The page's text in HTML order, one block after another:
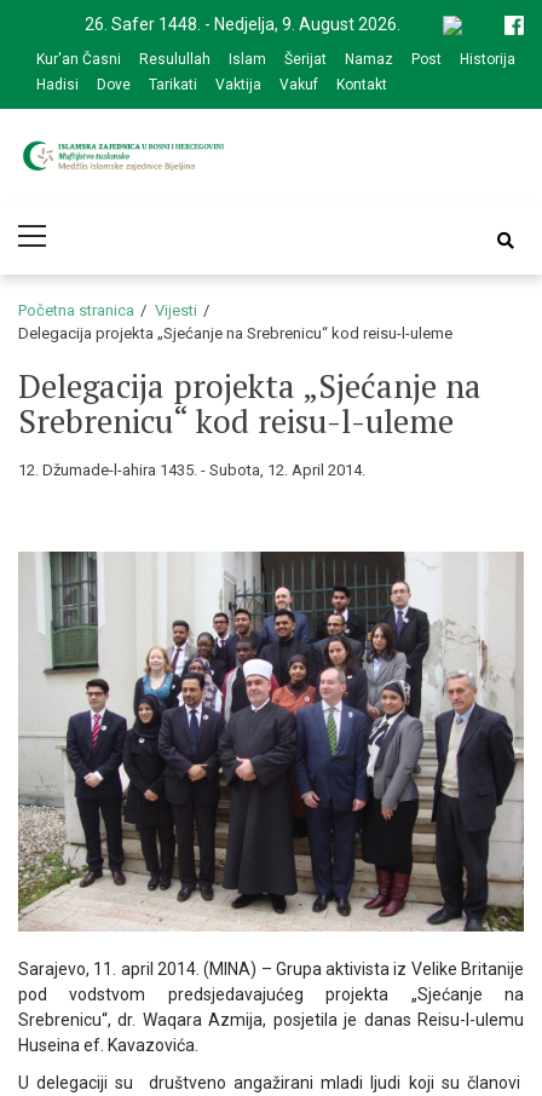
navigation
content
26. Safer 1448. - Nedjelja, 9. August 2026.
Kur'an Časni Resulullah Islam Šerijat Namaz Post
Historija
Hadisi
Dove Tarikati Vaktija Vakuf Kontakt
zajednice Bijeljina
Menu
Početna stranica
Vijesti
Delegacija projekta „Sjećanje na Srebrenicu“ kod reisu-l-uleme
Delegacija projekta „Sjećanje na
Srebrenicu“ kod reisu-l-uleme
12. Džumade-l-ahira 1435. - Subota, 12. April 2014.
Sarajevo, 11. april 2014. (MINA) – Grupa aktivista iz Velike Britanije
pod vodstvom predsjedavajućeg projekta „Sjećanje na
Srebrenicu“, dr. Waqara Azmija, posjetila je danas Reisu-l-ulemu
Huseina ef. Kavazovića.
U delegaciji su društveno angažirani mladi ljudi koji su članovi